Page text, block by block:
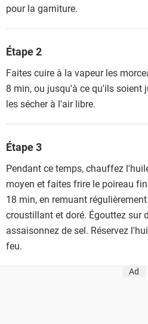
pour la garniture.
Étape 2
Faites cuire à la vapeur les
8 min, ou jusqu'à ce qu'ils soient
les sécher à l'air libre.
Étape 3
Pendant ce temps, chauffez
moyen et faites frire le poireau
18 min, en remuant
croustillant et doré. Égouttez sur
assaisonnez de sel. Réservez
feu.
Ad